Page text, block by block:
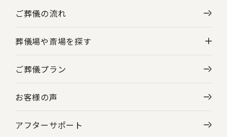
ご葬儀の流れ
葬儀場や斎場を探す
神奈川県の葬儀場・斎場一覧
東京都の葬儀場・斎場一覧
ご葬儀プラン
お客様の声
アフターサポート